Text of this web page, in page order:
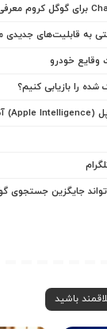
به قابلیت‌های جدیدی
وقایع خودرو
را بازیابی کنیم؟
جایگزین جستجوی
باشید